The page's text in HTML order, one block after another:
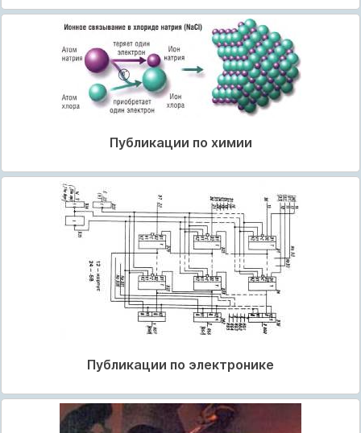
Публикации по химии
Публикации по электронике